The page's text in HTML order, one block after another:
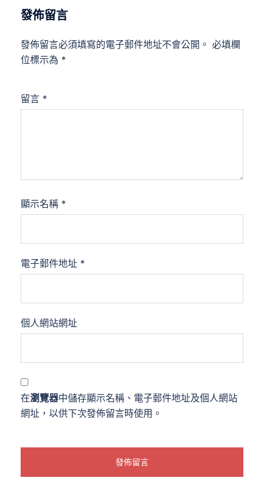
發佈留言
發佈留言必須填寫的電子郵件地址不會公開。 必填欄
位標示為 *
留言 *
顯示名稱 *
電子郵件地址 *
個人網站網址
在瀏覽器中儲存顯示名稱、電子郵件地址及個人網站
網址，以供下次發佈留言時使用。